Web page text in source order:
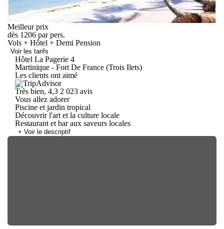
Meilleur prix
dès 1206 par pers.
Vols + Hôtel + Demi Pension
Voir les tarifs
Hôtel La Pagerie 4
Martinique - Fort De France (Trois Ilets)
Les clients ont aimé
Très bien, 4,3 2 023 avis
Vous allez adorer
Piscine et jardin tropical
Découvrir l'art et la culture locale
Restaurant et bar aux saveurs locales
+ Voir le descriptif